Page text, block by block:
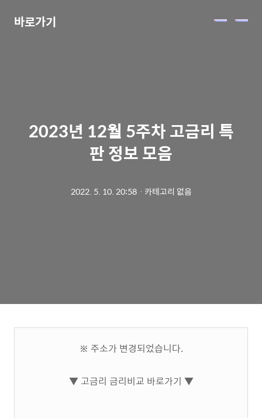
바로가기 메
2023년 12월 5주차 고금리 특
판 정보 모음
2022. 5. 10. 20:58ㆍ 카테고리 없음
※ 주소가 변경되었습니다.
▼ 고금리 금리비교 바로가기 ▼